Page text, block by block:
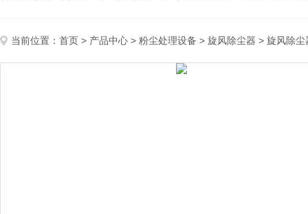
当前位置： 首页 > 产品中心 > 粉尘处理设备 > 旋风除尘器 > 旋风除